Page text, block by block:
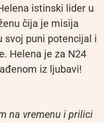
istinski lider u
čija je misija
svoj puni potencijal i
Helena je za N24
iz ljubavi!
na vremenu i prilici